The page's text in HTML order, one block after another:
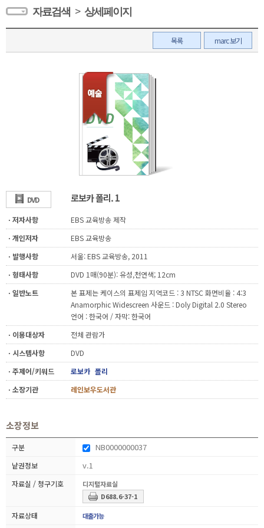
자료검색 > 상세페이지
목록 marc 보기
DVD 로보카 폴리. 1
ㆍ저자사항
EBS 교육방송 제작
ㆍ개인저자
EBS 교육방송
ㆍ발행사항
서울: EBS 교육방송, 2011
ㆍ형태사항
DVD 1매(90분): 유성,천연색; 12cm
ㆍ일반노트
본 표제는 케이스의 표제임 지역코드 : 3 NTSC 화면비율 : 4:3
Anamorphic Widescreen 사운드 : Doly Digital 2.0 Stereo
언어 : 한국어 / 자막: 한국어
ㆍ이용대상자
전체 관람가
ㆍ시스템사항
DVD
ㆍ주제어/키워드
로보카 폴리
ㆍ소장기관
레인보우도서관
소장정보
NB0000000037
v.1
디지털자료실
D688.6-37-1
대출가능